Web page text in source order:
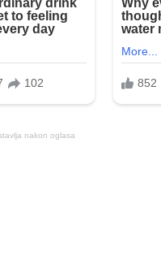
nakon oglasa